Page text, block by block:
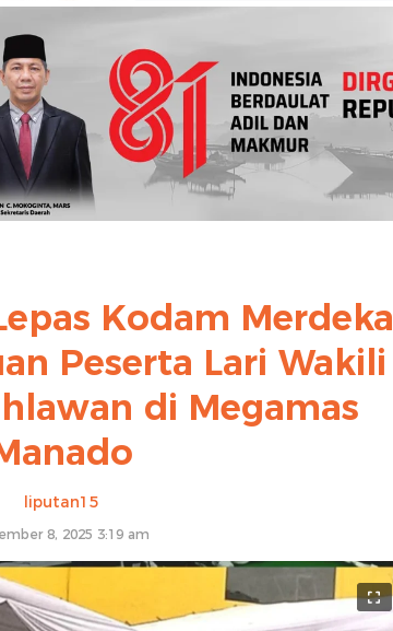
Kodam Merdeka
Peserta Lari Wakili
di Megamas
liputan15
8, 2025 3:19 am